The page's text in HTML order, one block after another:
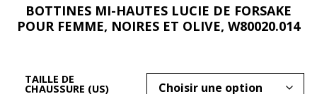
BOTTINES MI-HAUTES LUCIE DE FORSAKE
POUR FEMME, NOIRES ET OLIVE, W80020.014
TAILLE DE
CHAUSSURE (US)